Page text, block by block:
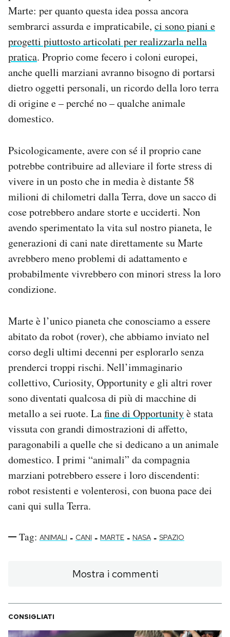
Marte: per quanto questa idea possa ancora
sembrarci assurda e impraticabile, ci sono piani e
progetti piuttosto articolati per realizzarla nella
pratica. Proprio come fecero i coloni europei,
anche quelli marziani avranno bisogno di portarsi
dietro oggetti personali, un ricordo della loro terra
di origine e – perché no – qualche animale
domestico.
Psicologicamente, avere con sé il proprio cane
potrebbe contribuire ad alleviare il forte stress di
vivere in un posto che in media è distante 58
milioni di chilometri dalla Terra, dove un sacco di
cose potrebbero andare storte e ucciderti. Non
avendo sperimentato la vita sul nostro pianeta, le
generazioni di cani nate direttamente su Marte
avrebbero meno problemi di adattamento e
probabilmente vivrebbero con minori stress la loro
condizione.
Marte è l’unico pianeta che conosciamo a essere
abitato da robot (rover), che abbiamo inviato nel
corso degli ultimi decenni per esplorarlo senza
prenderci troppi rischi. Nell’immaginario
collettivo, Curiosity, Opportunity e gli altri rover
sono diventati qualcosa di più di macchine di
metallo a sei ruote. Lafine di Opportunityè stata
vissuta con grandi dimostrazioni di affetto,
paragonabili a quelle che si dedicano a un animale
domestico. I primi “animali” da compagnia
marziani potrebbero essere i loro discendenti:
robot resistenti e volenterosi, con buona pace dei
cani qui sulla Terra.
Tag: ANIMALI - CANI - MARTE - NASA - SPAZIO
Mostra i commenti
CONSIGLIATI